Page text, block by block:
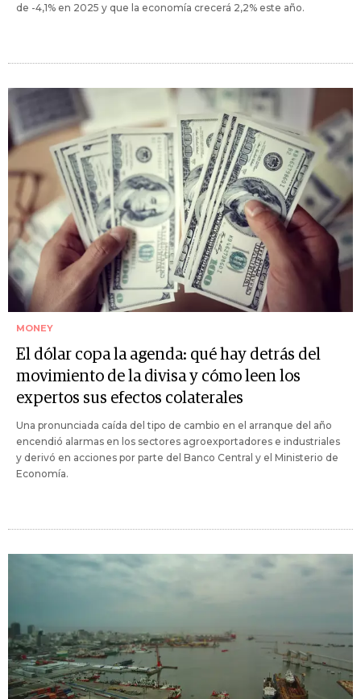
de -4,1% en 2025 y que la economía crecerá 2,2% este año.
MONEY
El dólar copa la agenda: qué hay detrás del
movimiento de la divisa y cómo leen los
expertos sus efectos colaterales
Una pronunciada caída del tipo de cambio en el arranque del año
encendió alarmas en los sectores agroexportadores e industriales
y derivó en acciones por parte del Banco Central y el Ministerio de
Economía.